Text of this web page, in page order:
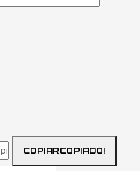
COPIARCOPIADO!